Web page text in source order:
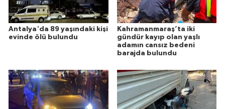
Antalya'da 89 yaşındaki kişi
evinde ölü bulundu
Kahramanmaraş’ta iki
gündür kayıp olan yaşlı
adamın cansız bedeni
barajda bulundu